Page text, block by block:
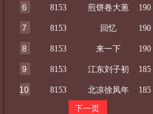
6 8153 煎饼卷大葱 190
7 8153 回忆 190
8 8153 来一下 190
9 8153 江东刘子初 185
10 8153 北凉徐凤年
185
下一页